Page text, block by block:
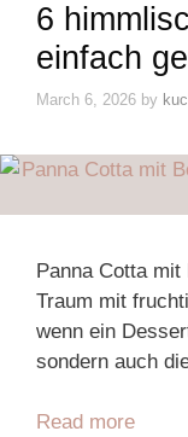
6
einfach
March 6, 2026 by
Panna Cotta
Traum mit
wenn ein
sondern auch
Read more